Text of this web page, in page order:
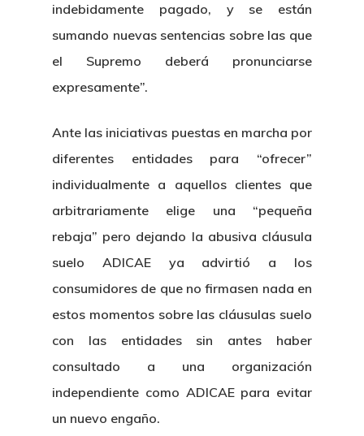
indebidamente pagado, y se están
sumando nuevas sentencias sobre las que
el Supremo deberá pronunciarse
expresamente”.
Ante las iniciativas puestas en marcha por
diferentes entidades para “ofrecer”
individualmente a aquellos clientes que
arbitrariamente elige una “pequeña
rebaja” pero dejando la abusiva cláusula
suelo ADICAE ya advirtió a los
consumidores de que no firmasen nada en
estos momentos sobre las cláusulas suelo
con las entidades sin antes haber
consultado a una organización
independiente como ADICAE para evitar
un nuevo engaño.